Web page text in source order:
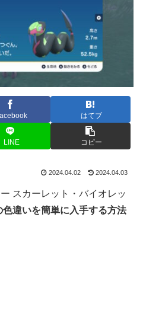
はてブ
LINE コピー
2024.04.02 2024.04.03
スカーレット・バイオレッ
色違いを簡単に入手する方法